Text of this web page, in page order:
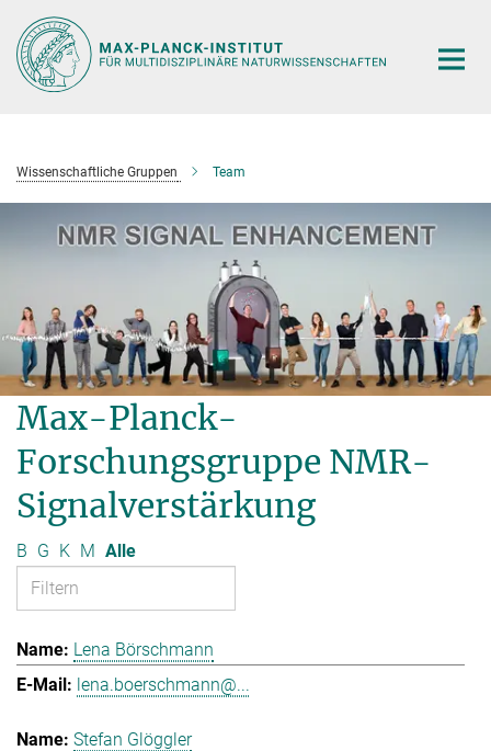
Hauptinhalt
Wissenschaftliche Gruppen Team
Max-Planck-
Forschungsgruppe NMR-
Signalverstärkung
B G K M Alle
Lena Börschmann
lena.boerschmann@...
Stefan Glöggler